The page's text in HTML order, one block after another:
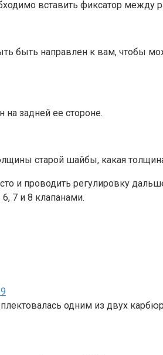
вставить фиксатор между
быть направлен к вам, чтобы
на задней ее стороне.
старой шайбы, какая
и проводить регулировку
7 и 8 клапанами.
одним из двух